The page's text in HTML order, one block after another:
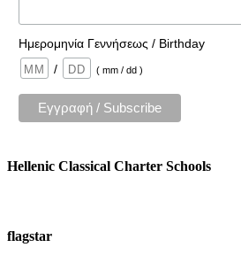
Ημερομηνία Γεννήσεως / Birthday
/
( mm / dd )
Hellenic Classical Charter Schools
flagstar